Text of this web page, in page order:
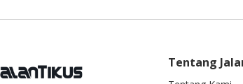
Tentang